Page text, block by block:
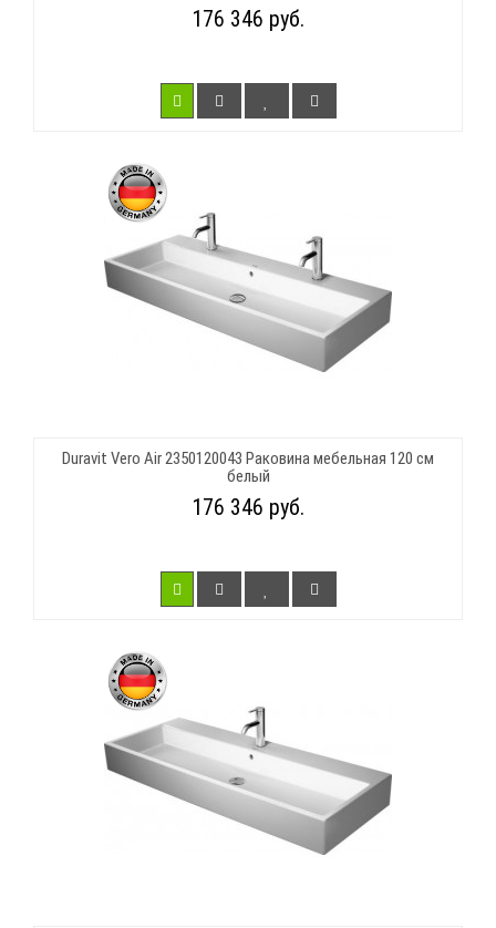
176 346 руб.
Duravit Vero Air 2350120043 Раковина мебельная 120 см
белый
176 346 руб.